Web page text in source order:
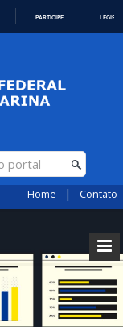
PARTICIPE
Home | Contato